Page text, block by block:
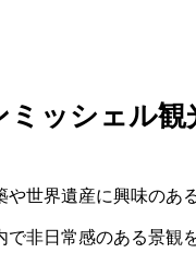
ミッシェル
世界遺産に興味のあ
非日常感のある景観